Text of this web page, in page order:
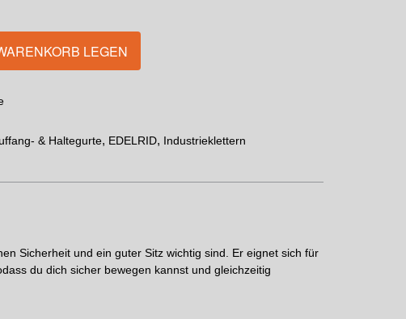
LEGEN
& Haltegurte, EDELRID, Industrieklettern
Sicherheit und ein guter Sitz wichtig sind. Er eignet sich für
du dich sicher bewegen kannst und gleichzeitig